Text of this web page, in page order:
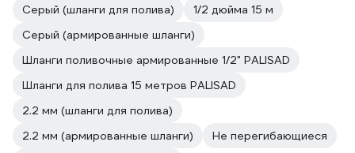
Серый (шланги для полива)
1/2 дюйма 15 м
Серый (армированные шланги)
Шланги поливочные армированные 1/2" PALISAD
Шланги для полива 15 метров PALISAD
2.2 мм (шланги для полива)
2.2 мм (армированные шланги)
Не перегибающиеся